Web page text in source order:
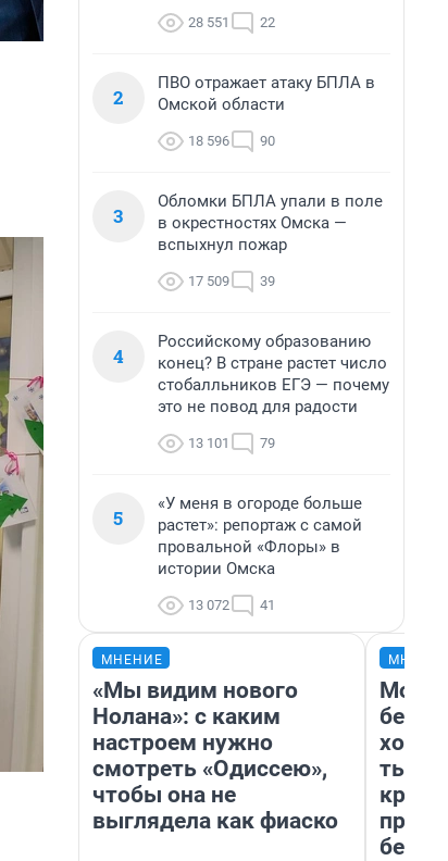
28 551 22
2
ПВО отражает атаку БПЛА в
Омской области
18 596 90
3
Обломки БПЛА упали в поле
в окрестностях Омска —
вспыхнул пожар
17 509 39
4
Российскому образованию
конец? В стране растет число
стобалльников ЕГЭ — почему
это не повод для радости
13 101 79
5
«У меня в огороде больше
растет»: репортаж с самой
провальной «Флоры» в
истории Омска
13 072 41
МНЕНИЕ
«Мы видим нового
Нолана»: с каким
настроем нужно
смотреть «Одиссею»,
чтобы она не
выглядела как фиаско
Мой